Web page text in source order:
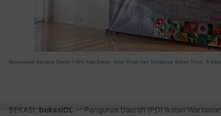
Musyawarah Bersama Daerah 1 IWO Kota Bekasi, Griya Wulan Sari, Margajaya, Bekasi Timur, 8
BEKASI, bekasiOL -- Pengurus Daerah (PD) Ikatan